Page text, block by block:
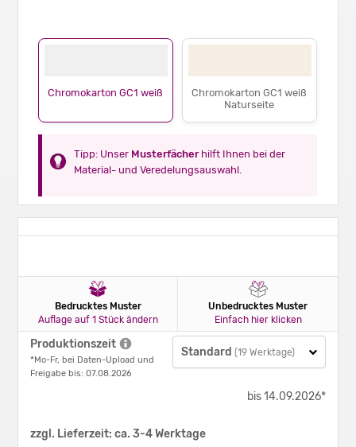
Chromokarton GC1 weiß
Chromokarton GC1 weiß
Naturseite
Tipp: Unser Musterfächerhilft Ihnen bei der
Material- und Veredelungsauswahl.
Bedrucktes Muster
Auflage auf 1 Stück ändern
Unbedrucktes Muster
Einfach hier klicken
Produktionszeit
*Mo-Fr, bei Daten-Upload und
Freigabe bis: 07.08.2026
Standard (19 Werktage)
bis 14.09.2026*
zzgl. Lieferzeit: ca. 3-4 Werktage